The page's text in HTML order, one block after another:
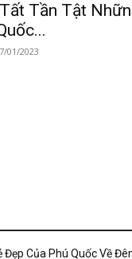
Tần Tật
01/2023
Đẹp Của Phú Quốc Về